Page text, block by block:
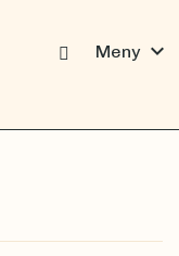
Meny expand_more